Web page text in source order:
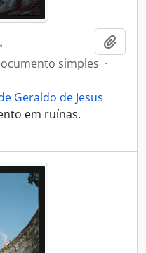
simples ·
Geraldo de Jesus
em ruínas.